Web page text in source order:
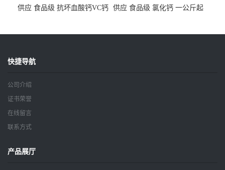
供应 食品级 抗坏血酸钙VC钙 供应 食品级 氯化钙 一公斤起
快捷导航
公司介绍
证书荣誉
在线留言
联系方式
产品展厅